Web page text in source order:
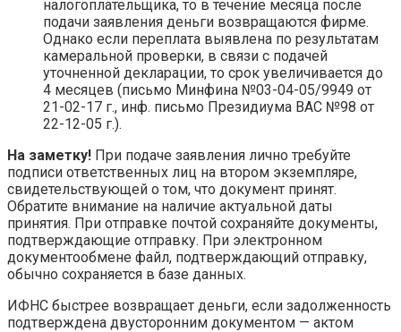
налогоплательщика, то в течение месяца после
подачи заявления деньги возвращаются фирме.
Однако если переплата выявлена по результатам
камеральной проверки, в связи с подачей
уточненной декларации, то срок увеличивается до
4 месяцев (письмо Минфина №03-04-05/9949 от
21-02-17 г., инф. письмо Президиума ВАС №98 от
22-12-05 г.).
На заметку! При подаче заявления лично требуйте
подписи ответственных лиц на втором экземпляре,
свидетельствующей о том, что документ принят.
Обратите внимание на наличие актуальной даты
принятия. При отправке почтой сохраняйте документы,
подтверждающие отправку. При электронном
документообмене файл, подтверждающий отправку,
обычно сохраняется в базе данных.
ИФНС быстрее возвращает деньги, если задолженность
подтверждена двусторонним документом — актом